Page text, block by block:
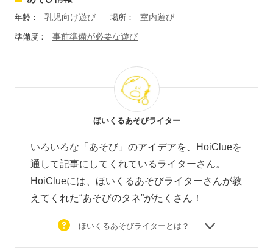
年齢： 乳児向け遊び 場所： 室内遊び
準備度： 事前準備が必要な遊び
ほいくるあそびライター
いろいろな「あそび」のアイデアを、HoiClueを
通して記事にしてくれているライターさん。
HoiClueには、ほいくるあそびライターさんが教
えてくれた“あそびのタネ”がたくさん！
ほいくるあそびライターとは？